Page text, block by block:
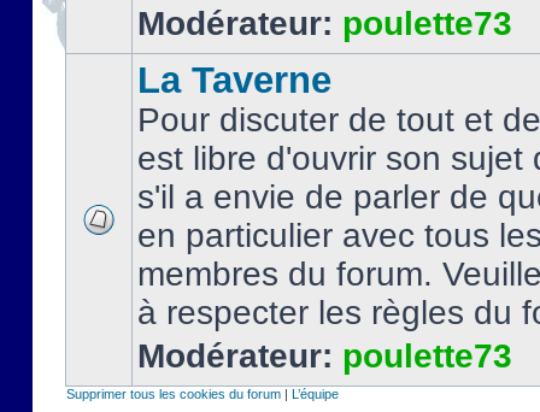
Modérateur: poulette73
La Taverne
Pour discuter de tout et
est libre d'ouvrir son sujet
s'il a envie de parler de
en particulier avec tous
membres du forum.
à respecter les règles du
Modérateur: poulette73
Supprimer tous les cookies du forum | L’équipe